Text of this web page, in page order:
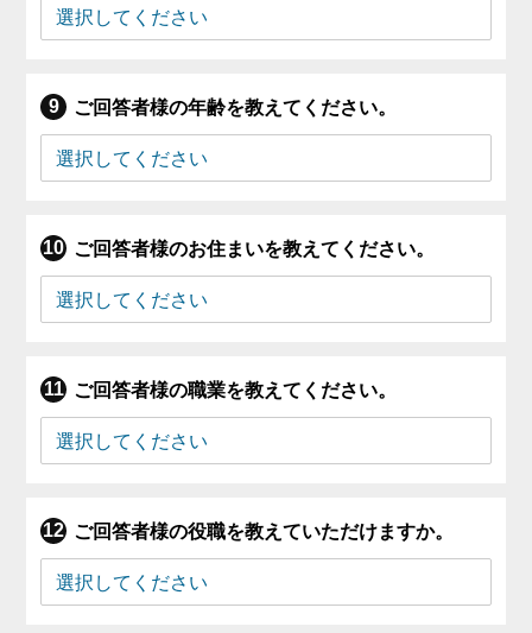
ご回答者様の年齢を教えてください。
ご回答者様のお住まいを教えてください。
ご回答者様の職業を教えてください。
ご回答者様の役職を教えていただけますか。